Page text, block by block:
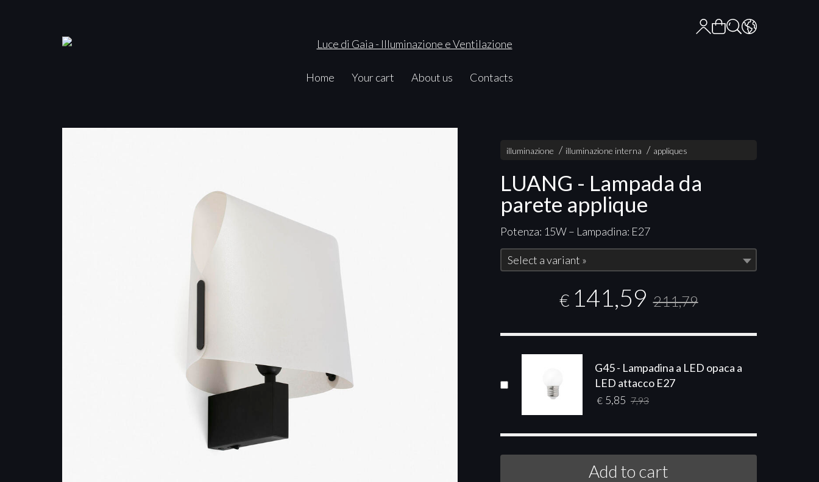
Home Your cart About us Contacts
illuminazione illuminazione interna appliques
LUANG - Lampada da
parete applique
Potenza: 15W – Lampadina: E27
Select a variant »
€ 141,59 211,79
G45 - Lampadina a LED opaca a
LED attacco E27
€ 5,85 7,93
Add to cart